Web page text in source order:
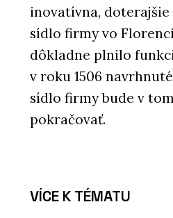
inovatívna, doterajšie
sídlo firmy vo
dôkladne plnilo
v roku 1506
sídlo firmy bude v
pokračovať.
VÍCE K TÉMATU